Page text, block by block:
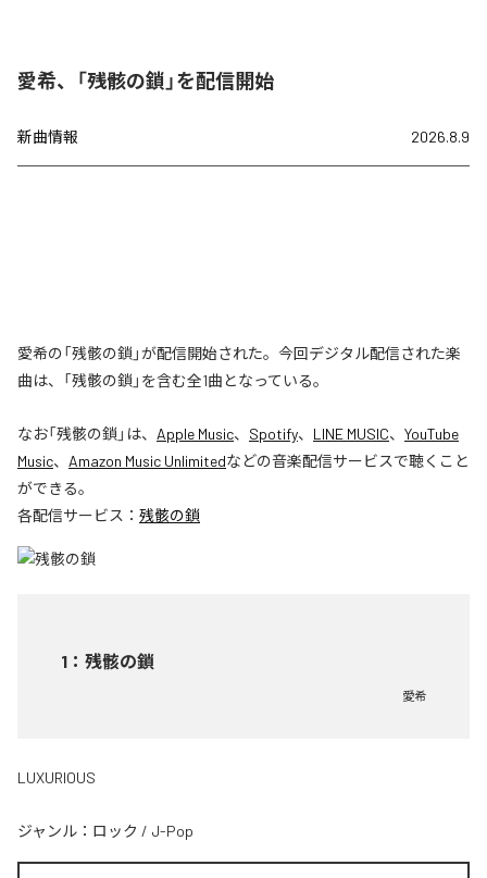
愛希、「残骸の鎖」を配信開始
新曲情報 2026.8.9
愛希の「残骸の鎖」が配信開始された。今回デジタル配信された楽
曲は、「残骸の鎖」を含む全1曲となっている。
なお「残骸の鎖 」は、 Apple Music、 Spotify、 LINE MUSIC、 YouTube
Music、 Amazon Music Unlimitedなどの音楽配信サービスで聴くこと
ができる。
各配信サービス： 残骸の鎖
1 ： 残骸の鎖
愛希
LUXURIOUS
ジャンル： ロック / J-Pop